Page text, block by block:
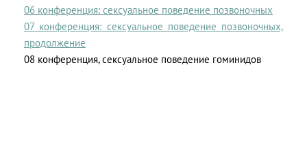
06 конференция: сексуальное поведение позвоночных
07 конференция: сексуальное поведение позвоночных,
продолжение
08 конференция, сексуальное поведение гоминидов